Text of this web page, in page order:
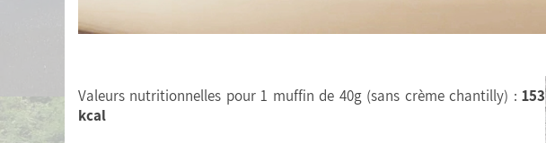
Valeurs nutritionnelles pour 1 muffin de 40g (sans crème chantilly) : 153
kcal